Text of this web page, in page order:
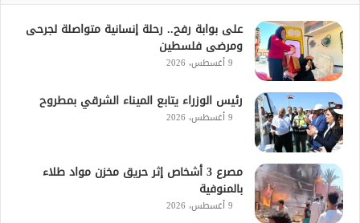
على بوابة رفح.. رحلة إنسانية متواصلة لجرحى
ومرضى فلسطين
9 أغسطس، 2026
رئيس الوزراء يتابع الميناء الشرقي بمطروح
9 أغسطس، 2026
مصرع 3 أشخاص إثر حريق مخزن مواد طلاء
بالمنوفية
9 أغسطس، 2026